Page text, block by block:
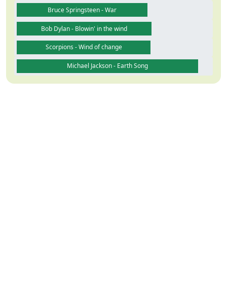
Bruce Springsteen - War
Bob Dylan - Blowin' in the wind
Scorpions - Wind of change
Michael Jackson - Earth Song